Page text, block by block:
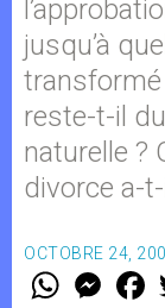
jusqu’à
transformé
reste-t-il
naturelle ?
divorce a-
OCTOBRE 24,
W M
e
F
a